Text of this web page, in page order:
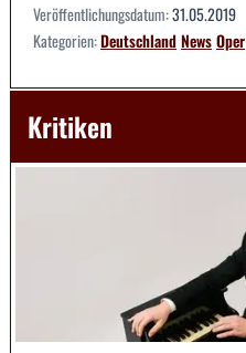
Veröffentlichungsdatum:31.05.2019
Kategorien:DeutschlandNewsOper
Kritiken